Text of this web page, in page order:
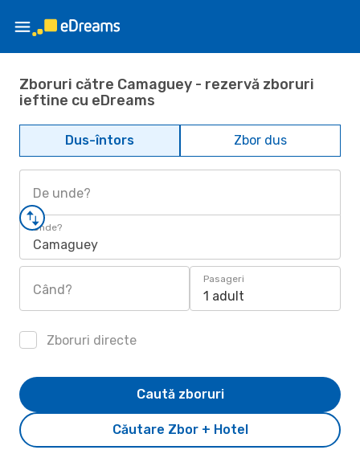
Zboruri către Camaguey - rezervă zboruri
ieftine cu eDreams
Dus-întors Zbor dus
De unde?
Unde?
Camaguey
Când?
Pasageri
1 adult
Zboruri directe
Căutare Zbor + Hotel
Caută zboruri